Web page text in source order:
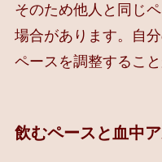
そのため他人と同じ
場合があります。自
ペースを調整すること
飲むペースと血中